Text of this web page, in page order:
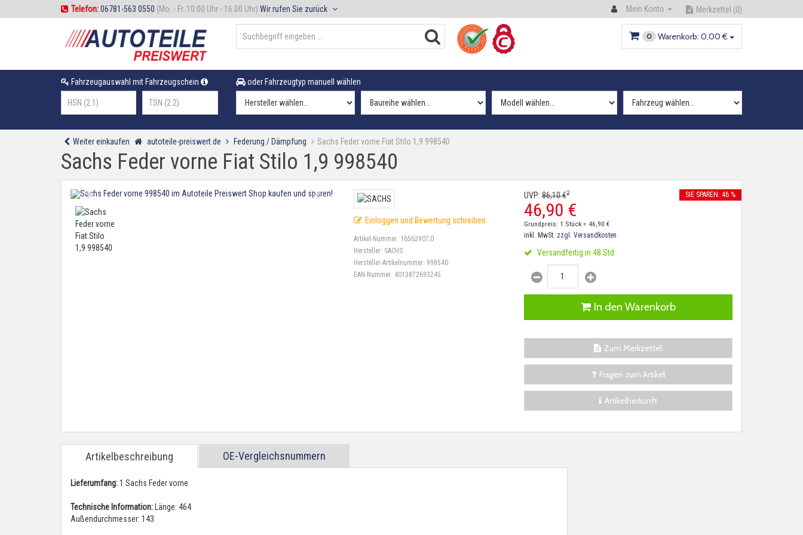
Telefon:06781-563 0550 (Mo. - Fr. 10:00 Uhr - 16:00 Uhr) Wir rufen Sie zurück Mein Konto Merkzettel (0)
0 Warenkorb: 0,00 €
Fahrzeugauswahl mit Fahrzeugschein oder Fahrzeugtyp manuell wählen
Weiter einkaufen autoteile-preiswert.de Federung / Dämpfung Sachs Feder vorne Fiat Stilo 1,9 998540
Sachs Feder vorne Fiat Stilo 1,9 998540
Einloggen und Bewertung schreiben
Artikel-Nummer: 16562907;0
Hersteller: SACHS
Hersteller-Artikelnummer: 998540
EAN-Nummer: 4013872693245
UVP:86,10€2
46,90 €
SIE SPAREN: 46 %
Grundpreis: 1 Stück = 46,90 €
inkl. MwSt. zzgl. Versandkosten
Versandfertig in 48 Std
In den Warenkorb
Zum Merkzettel
Fragen zum Artikel
Artikelherkunft
Artikelbeschreibung OE-Vergleichsnummern
Lieferumfang:1 Sachs Feder vorne
Technische Information: Länge: 464
Außendurchmesser: 143